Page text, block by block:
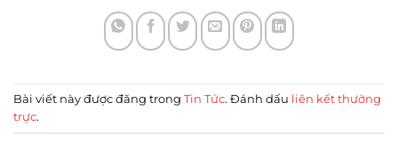
Bài viết này được đăng trong Tin Tức. Đánh dấu liên kết thường
trực.